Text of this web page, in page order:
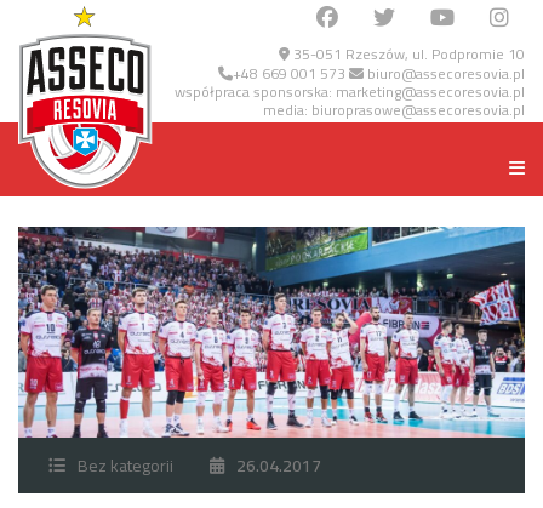
35-051 Rzeszów, ul. Podpromie 10
+48 669 001 573 biuro@assecoresovia.pl
współpraca sponsorska: marketing@assecoresovia.pl
media: biuroprasowe@assecoresovia.pl
Bez kategorii 26.04.2017